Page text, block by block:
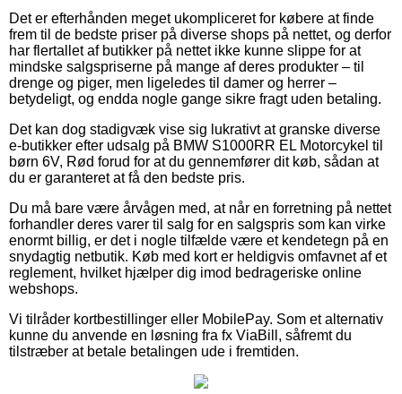
Det er efterhånden meget ukompliceret for købere at finde
frem til de bedste priser på diverse shops på nettet, og derfor
har flertallet af butikker på nettet ikke kunne slippe for at
mindske salgspriserne på mange af deres produkter – til
drenge og piger, men ligeledes til damer og herrer –
betydeligt, og endda nogle gange sikre fragt uden betaling.
Det kan dog stadigvæk vise sig lukrativt at granske diverse
e-butikker efter udsalg på BMW S1000RR EL Motorcykel til
børn 6V, Rød forud for at du gennemfører dit køb, sådan at
du er garanteret at få den bedste pris.
Du må bare være årvågen med, at når en forretning på nettet
forhandler deres varer til salg for en salgspris som kan virke
enormt billig, er det i nogle tilfælde være et kendetegn på en
snydagtig netbutik. Køb med kort er heldigvis omfavnet af et
reglement, hvilket hjælper dig imod bedrageriske online
webshops.
Vi tilråder kortbestillinger eller MobilePay. Som et alternativ
kunne du anvende en løsning fra fx ViaBill, såfremt du
tilstræber at betale betalingen ude i fremtiden.